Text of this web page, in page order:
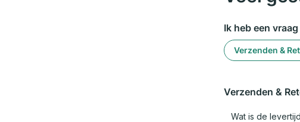
Ik heb een
Verzenden &
Verzenden &
Wat is de